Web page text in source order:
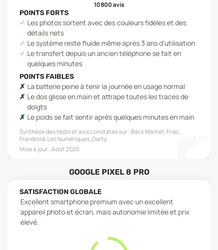
10 800avis
POINTS FORTS
Les photos sortent avec des couleurs fidèles et des
détails nets
Le système reste fluide même après 3 ans d'utilisation
Le transfert depuis un ancien téléphone se fait en
quelques minutes
POINTS FAIBLES
La batterie peine à tenir la journée en usage normal
Le dos glisse en main et attrape toutes les traces de
doigts
Le poids se fait sentir après quelques minutes en main
Synthèse des tests et avis constatés sur : Back Market, Fnac,
Frandroid, Les Numériques, Darty
Mise à jour :Août 2026
GOOGLE PIXEL 8 PRO
SATISFACTION GLOBALE
Excellent smartphone premium avec un excellent
appareil photo et écran, mais autonomie limitée et prix
élevé.